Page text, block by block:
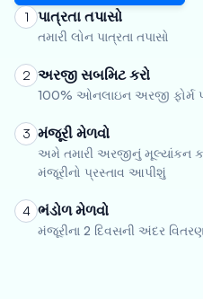
1 પાત્રતા તપાસો
તમારી લોન પાત્રતા તપાસો
2 અરજી સબમિટ કરો
100% ઓનલાઇન અરજી ફોર્મ
3 મંજૂરી મેળવો
અમે તમારી અરજીનું મૂલ્યાંકન
મંજૂરીનો પ્રસ્તાવ આપીશું
4 ભંડોળ મેળવો
મંજૂરીના 2 દિવસની અંદર